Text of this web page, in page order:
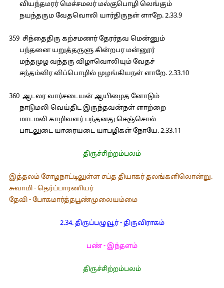
வியந்தமரர் மெச்சமலர் மல்குபொழி லெங்கும்
நயந்தரும வேதவொலி யார்திருநள் ளாறே. 2.33.9
359 சிந்தைதிரு கற்சமணர் தேரர்தவ மென்னும்
பந்தனை யறுத்தருளு கின்றபர மன்னூர்
மந்தமுழ வந்தரு விழாவொலியும் வேதச்
சந்தம்விர விப்பொழில் முழங்கியநள் ளாறே. 2.33.10
360 ஆடலர வார்சடையன் ஆயிழைத னோடும்
நாடுமலி வெய்திட இருந்தவன்நள் ளாற்றை
மாடமலி காழிவளர் பந்தனது செஞ்சொல்
பாடலுடை யாரையடை யாபழிகள் நோயே. 2.33.11
திருச்சிற்றம்பலம்
இத்தலம் சோழநாட்டிலுள்ள சப்த தியாகர் தலங்களிலொன்று.
சுவாமி - தெர்ப்பாரணியர்
தேவி - போகமார்த்தபூண்முலையம்மை
2.34. திருப்பழுவூர் - திருவிராகம்
பண் - இந்தளம்
திருச்சிற்றம்பலம்